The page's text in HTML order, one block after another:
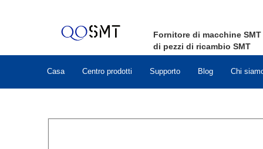
Fornitore di macchine SMT
di pezzi di ricambio SMT
Casa Centro prodotti Supporto Blog Chi